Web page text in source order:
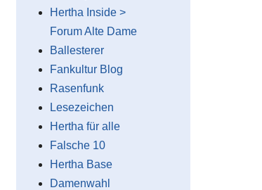
Hertha Inside >
Forum Alte Dame
Ballesterer
Fankultur Blog
Rasenfunk
Lesezeichen
Hertha für alle
Falsche 10
Hertha Base
Damenwahl